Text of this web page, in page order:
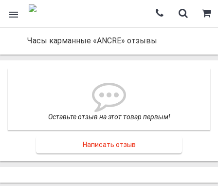
Часы карманные «ANCRE» отзывы
Оставьте отзыв на этот товар первым!
Написать отзыв